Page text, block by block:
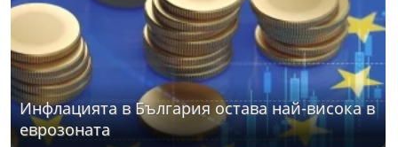
Инфлацията в България остава най-висока в
еврозоната